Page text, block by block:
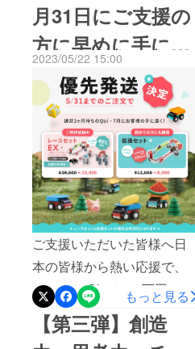
りがとうございます。ただ
いま、実施している第三弾
の先行販売のプロジェクト
が 6月6日（火）23：59ま
で終了となります。あと残
り一日となりましたが、最
後までQbiプロジェクトへの
応援を宜しくお願い致しま
す。ご拡散とご支援のほ
ど、よろしくお願い申し上
げます。
月31日にご支援の
方に早めに手に届
く！
2023/05/22 15:00
ご支援いただいた皆様へ日
本の皆様から熱い応援で、
ついに、 Qbiは450万円の支
援額を突破しました！今ま
でQbiを支援いただいた方感
もっと見る
【第三弾】創造